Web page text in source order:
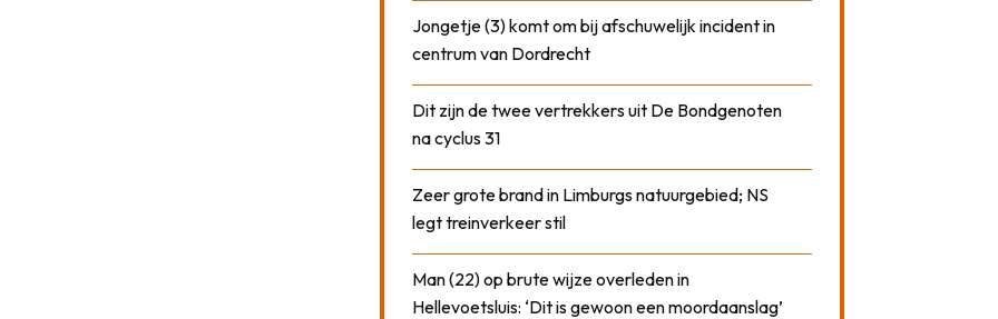
Jongetje (3) komt om bij afschuwelijk incident in
centrum van Dordrecht
Dit zijn de twee vertrekkers uit De Bondgenoten
na cyclus 31
Zeer grote brand in Limburgs natuurgebied; NS
legt treinverkeer stil
Man (22) op brute wijze overleden in
Hellevoetsluis: ‘Dit is gewoon een moordaanslag’